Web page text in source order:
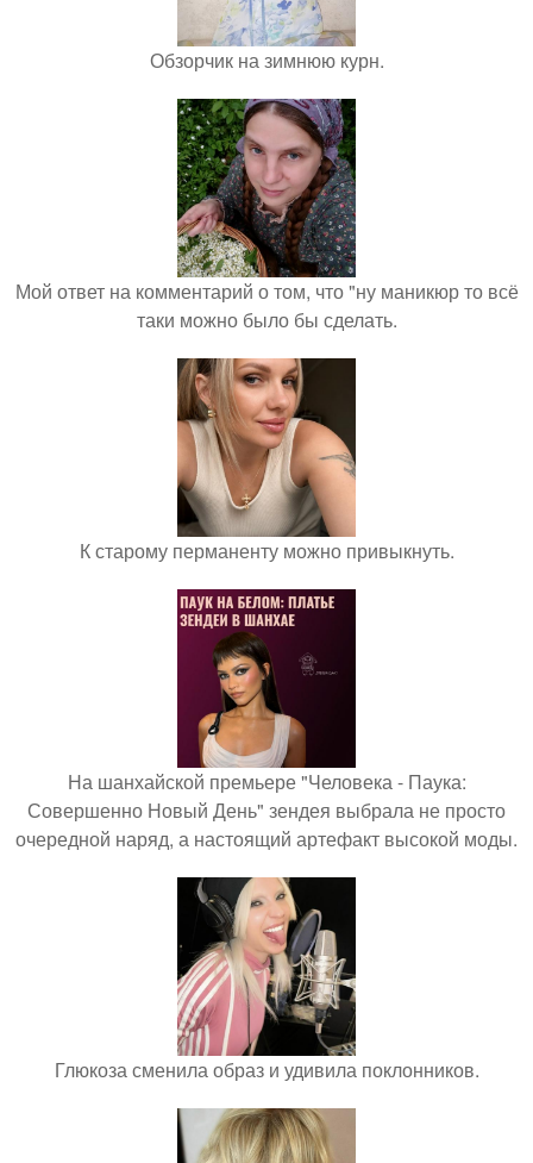
Обзорчик на зимнюю курн.
Мой ответ на комментарий о том, что "ну маникюр то всё
таки можно было бы сделать.
К старому перманенту можно привыкнуть.
На шанхайской премьере "Человека - Паука:
Совершенно Новый День" зендея выбрала не просто
очередной наряд, а настоящий артефакт высокой моды.
Глюкоза сменила образ и удивила поклонников.